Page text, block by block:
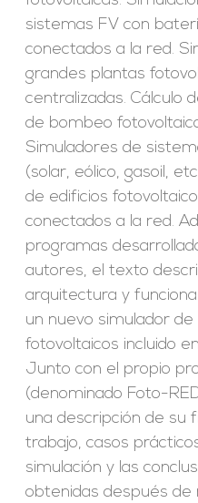
sistemas FV con
conectados a la red.
grandes plantas
centralizadas. Cálculo
de bombeo
Simuladores de
(solar, eólico, gasoil,
de edificios
conectados a la red.
programas
autores, el texto
arquitectura y
un nuevo simulador de
fotovoltaicos incluido
Junto con el propio
(denominado Foto-
una descripción de su
trabajo, casos
simulación y las
obtenidas después de